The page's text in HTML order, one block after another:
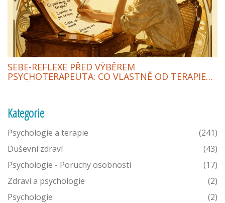
SEBE-REFLEXE PŘED VÝBĚREM
PSYCHOTERAPEUTA: CO VLASTNĚ OD TERAPIE
Kategorie
Psychologie a terapie
(241)
Duševní zdraví
(43)
Psychologie - Poruchy osobnosti
(17)
Zdraví a psychologie
(2)
Psychologie
(2)